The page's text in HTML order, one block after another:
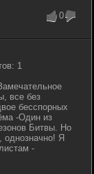
0
1
все без
бесспорных
-Один из
Битвы. Но
Я
-